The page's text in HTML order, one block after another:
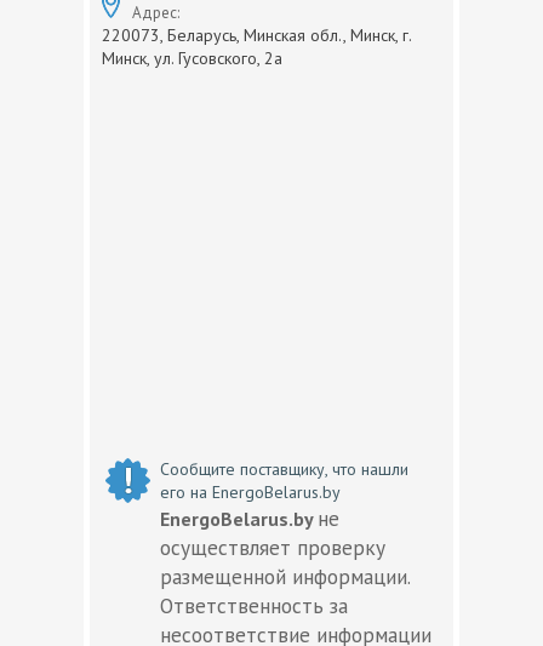
Адрес:
220073, Беларусь, Минская обл., Минск, г.
Минск, ул. Гусовского, 2а
Сообщите поставщику, что нашли
его на EnergoBelarus.by
EnergoBelarus.by не
осуществляет проверку
размещенной информации.
Ответственность за
несоответствие информации